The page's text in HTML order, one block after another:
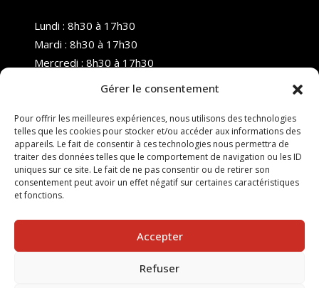
Gérer le consentement
Pour offrir les meilleures expériences, nous utilisons des technologies
telles que les cookies pour stocker et/ou accéder aux informations des
appareils. Le fait de consentir à ces technologies nous permettra de
traiter des données telles que le comportement de navigation ou les ID
uniques sur ce site. Le fait de ne pas consentir ou de retirer son
consentement peut avoir un effet négatif sur certaines caractéristiques
et fonctions.
Accepter
Refuser
Lundi : 8h30 à 17h30
Mardi : 8h30 à 17h30
Mercredi : 8h30 à 17h30
Samedi : Fermé
Dimanche : Fermé
© 2025 Nouvel R Formation - TOUS DROITS RÉSERVÉS -